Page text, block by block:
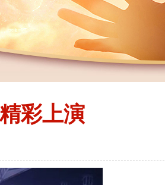
彩上演